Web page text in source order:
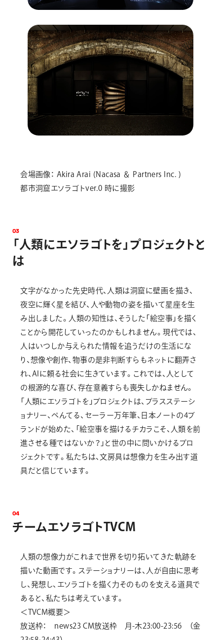
会場画像： Akira Arai (Nacasa ＆ Partners Inc. )
都市洞窟エソラゴトver.0 時に撮影
03
「 人類にエソラ ゴトを 」 プロ ジェク ト と
は
文字がなかった先史時代、人類は洞窟に壁画を描き、
夜空に輝く星を結び、人や動物の姿を描いて星座を生
み出しました。人類の知性は、そうした「絵空事」を描く
ことから開花していったのかもしれません。現代では、
人はいつしか与えられた情報を追うだけの生活にな
り、想像や創作、物事の是非判断すらもネットに翻弄さ
れ、AIに頼る社会に生きています。これでは、人として
の根源的な喜び、存在意義すらも喪失しかねません。
「人類にエソラゴトを」プロジェクトは、プラスステーシ
ョナリー、ぺんてる、セーラー万年筆、日本ノートの4ブ
ランドが始めた、「絵空事を描けるチカラこそ、人類を前
進させる種ではないか？」と世の中に問いかけるプロ
ジェクトです。私たちは、文房具は想像力を生み出す道
具だと信じています。
04
チームエソ ラゴ トTVCM
人類の想像力がこれまで世界を切り拓いてきた軌跡を
描いた動画です。ステーショナリーは、人が自由に思考
し、発想し、エソラゴトを描く力そのものを支える道具で
あると、私たちは考えています。
＜TVCM概要＞
放送枠： news23 CM放送枠 月-木23:00-23:56 （金